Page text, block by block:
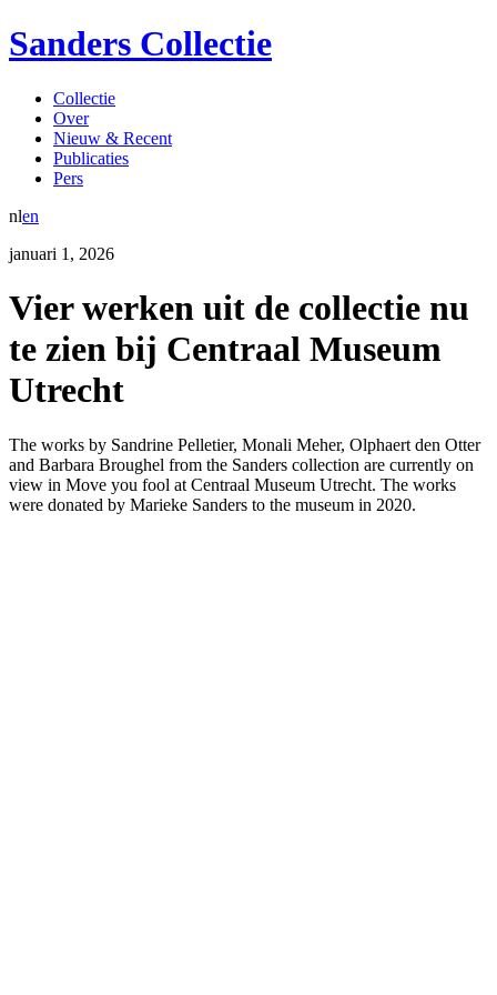
Sanders Collectie
Collectie
Over
Nieuw & Recent
Publicaties
Pers
nlen
januari 1 , 2026
Vier werken uit de collectie nu
te zien bij Centraal Museum
Utrecht
The works by Sandrine Pelletier, Monali Meher, Olphaert den Otter
and Barbara Broughel from the Sanders collection are currently on
view in Move you fool at Centraal Museum Utrecht. The works
were donated by Marieke Sanders to the museum in 2020.